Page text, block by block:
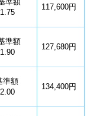
117,600円
準額
127,680円
準額
134,400円